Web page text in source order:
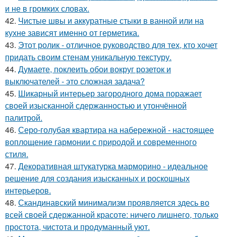
и не в громких словах.
42. Чистые швы и аккуратные стыки в ванной или на
кухне зависят именно от герметика.
43. Этот ролик - отличное руководство для тех, кто хочет
придать своим стенам уникальную текстуру.
44. Думаете, поклеить обои вокруг розеток и
выключателей - это сложная задача?
45. Шикарный интерьер загородного дома поражает
своей изысканной сдержанностью и утончённой
палитрой.
46. Серо-голубая квартира на набережной - настоящее
воплощение гармонии с природой и современного
стиля.
47. Декоративная штукатурка марморино - идеальное
решение для создания изысканных и роскошных
интерьеров.
48. Скандинавский минимализм проявляется здесь во
всей своей сдержанной красоте: ничего лишнего, только
простота, чистота и продуманный уют.